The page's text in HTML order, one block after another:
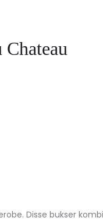
Disse bukser